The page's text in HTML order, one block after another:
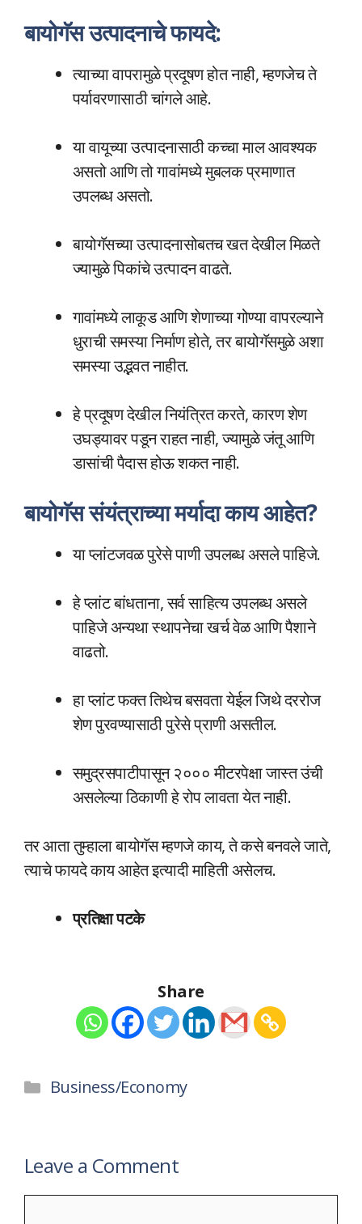
बायोगॅस उत्पादनाचे फायदे:
त्याच्या वापरामुळे प्रदूषण होत नाही, म्हणजेच ते
पर्यावरणासाठी चांगले आहे.
या वायूच्या उत्पादनासाठी कच्चा माल आवश्यक
असतो आणि तो गावांमध्ये मुबलक प्रमाणात
उपलब्ध असतो.
बायोगॅसच्या उत्पादनासोबतच खत देखील मिळते
ज्यामुळे पिकांचे उत्पादन वाढते.
गावांमध्ये लाकूड आणि शेणाच्या गोण्या वापरल्याने
धुराची समस्या निर्माण होते, तर बायोगॅसमुळे अशा
समस्या उद्भवत नाहीत.
हे प्रदूषण देखील नियंत्रित करते, कारण शेण
उघड्यावर पडून राहत नाही, ज्यामुळे जंतू आणि
डासांची पैदास होऊ शकत नाही.
बायोगॅस संयंत्राच्या मर्यादा काय आहेत?
या प्लांटजवळ पुरेसे पाणी उपलब्ध असले पाहिजे.
हे प्लांट बांधताना, सर्व साहित्य उपलब्ध असले
पाहिजे अन्यथा स्थापनेचा खर्च वेळ आणि पैशाने
वाढतो.
हा प्लांट फक्त तिथेच बसवता येईल जिथे दररोज
शेण पुरवण्यासाठी पुरेसे प्राणी असतील.
समुद्रसपाटीपासून २००० मीटरपेक्षा जास्त उंची
असलेल्या ठिकाणी हे रोप लावता येत नाही.
तर आता तुम्हाला बायोगॅस म्हणजे काय, ते कसे बनवले जाते,
त्याचे फायदे काय आहेत इत्यादी माहिती असेलच.
प्रतिक्षा पटके
Share
Categories
Business/Economy
Leave a Comment